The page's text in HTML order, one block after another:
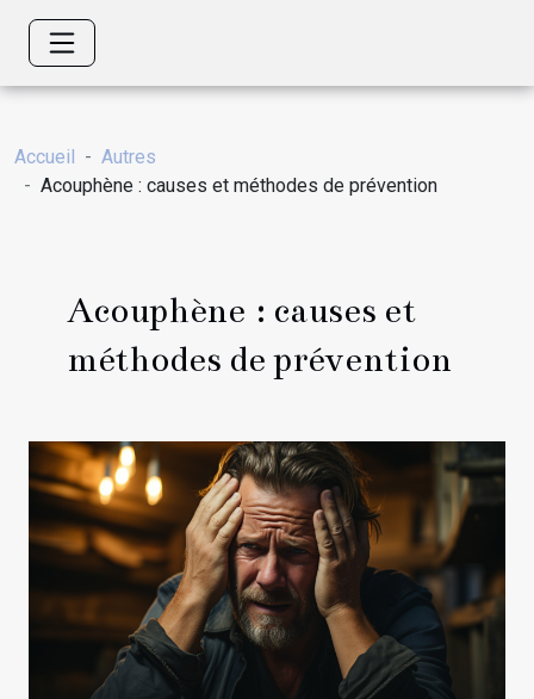
Accueil
Autres
Acouphène : causes et méthodes de prévention
Acouphène : causes et
méthodes de prévention